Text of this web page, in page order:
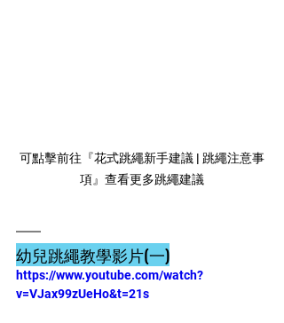
可點擊前往『花式跳繩新手建議 | 跳繩注意事
項』查看更多跳繩建議
幼兒跳繩教學影片(一)
https://www.youtube.com/watch?
v=VJax99zUeHo&t=21s